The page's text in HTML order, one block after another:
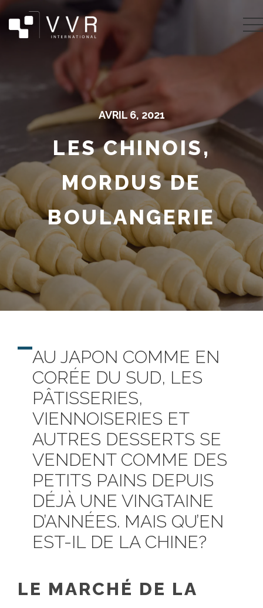
AVRIL 6, 2021
LES CHINOIS,
MORDUS DE
BOULANGERIE
AU JAPON COMME EN
CORÉE DU SUD, LES
PÂTISSERIES,
VIENNOISERIES ET
AUTRES DESSERTS SE
VENDENT COMME DES
PETITS PAINS DEPUIS
DÉJÀ UNE VINGTAINE
D’ANNÉES. MAIS QU’EN
EST-IL DE LA CHINE?
LE MARCHÉ DE LA